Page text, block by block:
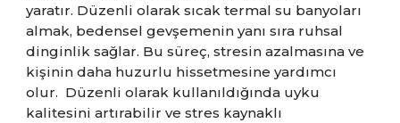
yaratır. Düzenli olarak sıcak termal su banyoları
almak, bedensel gevşemenin yanı sıra ruhsal
dinginlik sağlar. Bu süreç, stresin azalmasına ve
kişinin daha huzurlu hissetmesine yardımcı
olur. Düzenli olarak kullanıldığında uyku
kalitesini artırabilir ve stres kaynaklı